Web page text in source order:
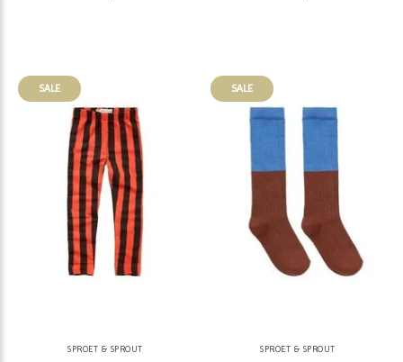
SALE
SPROET & SPROUT
SALE
SPROET & SPROUT